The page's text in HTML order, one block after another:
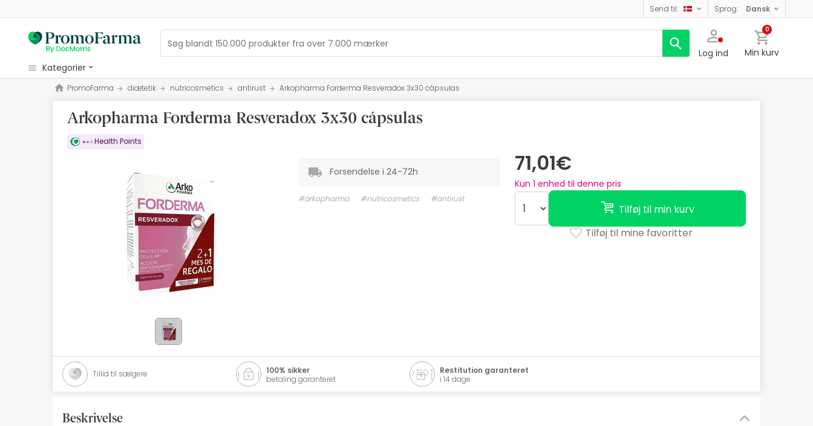
send til: sprog: dansk
Log ind
0
Min kurv
kategorier
kosmetiske
sundhed
hygiejne
Bedste sælgere
Health Points
PromoFarma diætetik nutricosmetics antirust Arkopharma Forderma Resveradox 3x30 cápsulas
Arkopharma Forderma Resveradox 3x30 cápsulas
Health Points
71,01€
Kun 1 enhed til denne pris
Tilføj til min kurv
Tilføj til mine favoritter
Forsendelse i 24-72h
#arkopharma #nutricosmetics #antirust
Tillid til sælgere
100% sikker
betaling garanteret
Restitution garanteret
i 14 dage
Beskrivelse